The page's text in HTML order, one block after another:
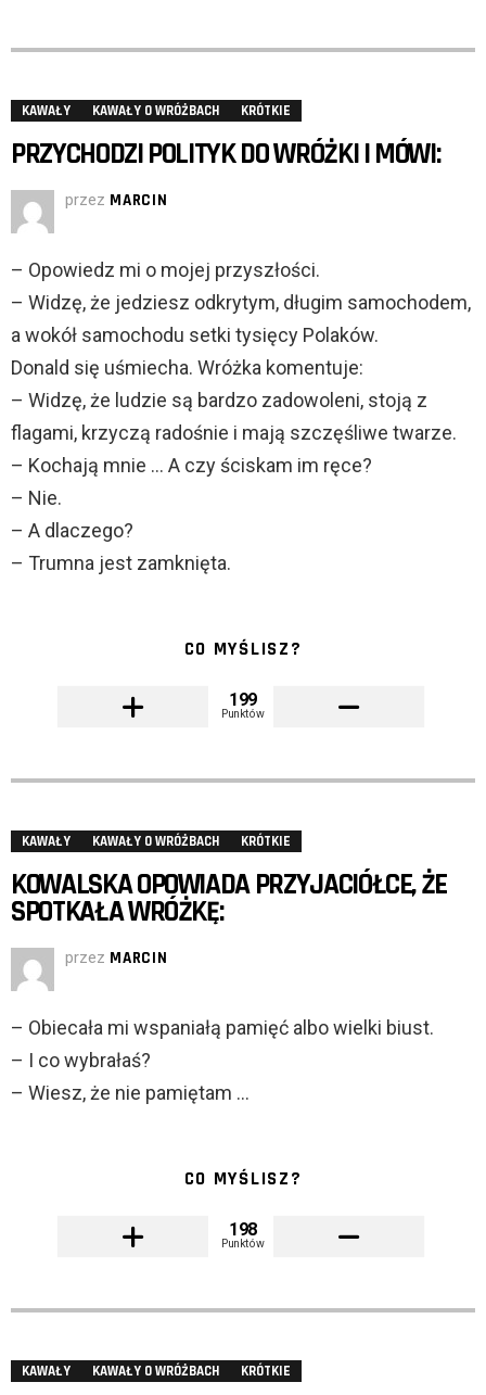
KAWAŁY KAWAŁY O WRÓŻBACH KRÓTKIE
PRZYCHODZI POLITYK DO WRÓŻKI I MÓWI:
przez MARCIN
– Opowiedz mi o mojej przyszłości.
– Widzę, że jedziesz odkrytym, długim samochodem,
a wokół samochodu setki tysięcy Polaków.
Donald się uśmiecha. Wróżka komentuje:
– Widzę, że ludzie są bardzo zadowoleni, stoją z
flagami, krzyczą radośnie i mają szczęśliwe twarze.
– Kochają mnie … A czy ściskam im ręce?
– Nie.
– A dlaczego?
– Trumna jest zamknięta.
CO MYŚLISZ?
199
Punktów
KAWAŁY KAWAŁY O WRÓŻBACH KRÓTKIE
KOWALSKA OPOWIADA PRZYJACIÓŁCE, ŻE
SPOTKAŁA WRÓŻKĘ:
przez MARCIN
– Obiecała mi wspaniałą pamięć albo wielki biust.
– I co wybrałaś?
– Wiesz, że nie pamiętam …
CO MYŚLISZ?
198
Punktów
KAWAŁY KAWAŁY O WRÓŻBACH KRÓTKIE